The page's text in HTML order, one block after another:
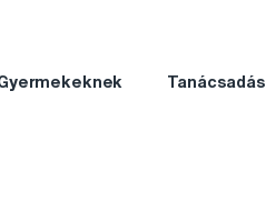
Tanácsadás